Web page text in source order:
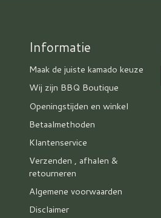
Informatie
Maak de juiste kamado keuze
Wij zijn BBQ Boutique
Openingstijden en winkel
Betaalmethoden
Klantenservice
Verzenden , afhalen &
retourneren
Algemene voorwaarden
Disclaimer